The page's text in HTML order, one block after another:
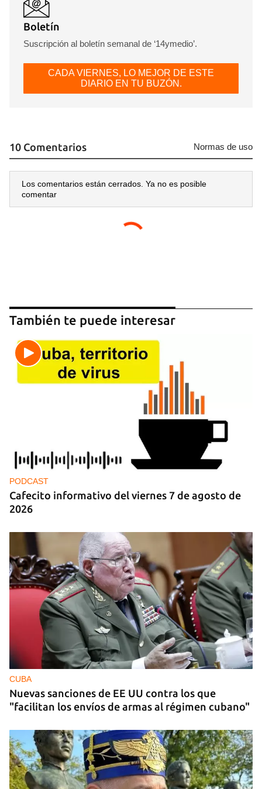
Boletín
Suscripción al boletín semanal de ‘14ymedio’.
CADA VIERNES, LO MEJOR DE ESTE
DIARIO EN TU BUZÓN.
10 Comentarios Normas de uso
Los comentarios están cerrados. Ya no es posible
comentar
También te puede interesar
PODCAST
Cafecito informativo del viernes 7 de agosto de
2026
CUBA
Nuevas sanciones de EE UU contra los que
"facilitan los envíos de armas al régimen cubano"